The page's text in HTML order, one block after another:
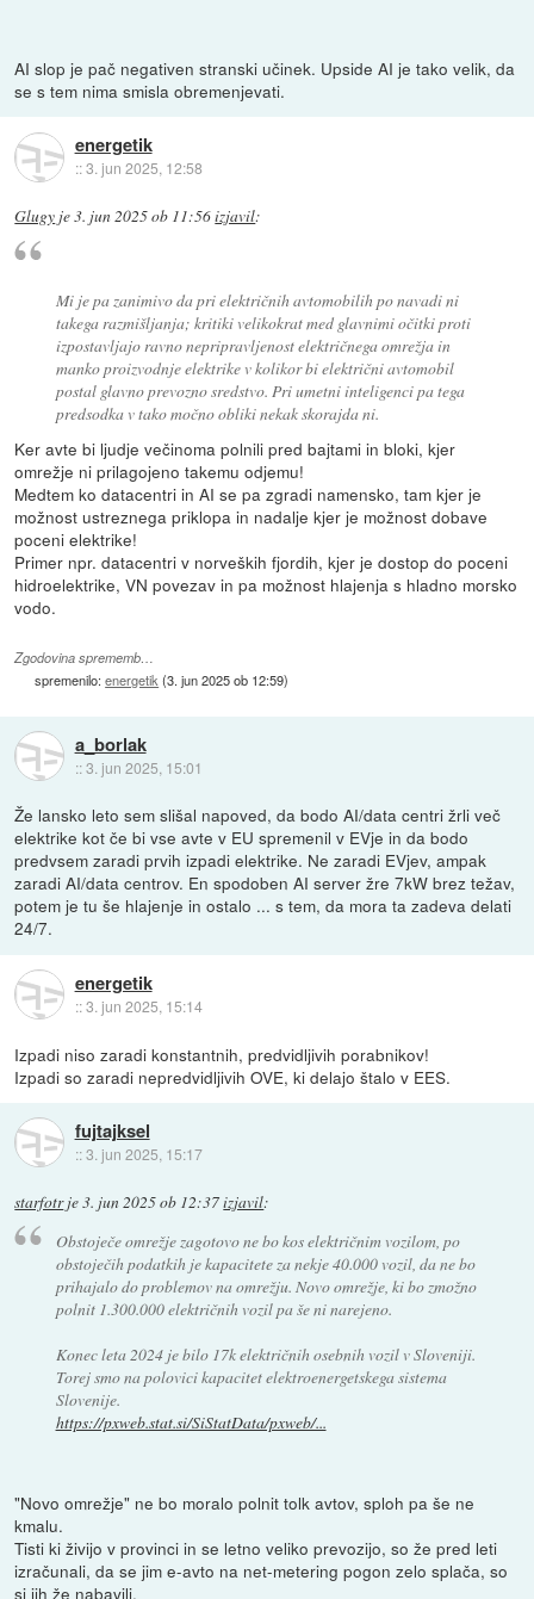
AI slop je pač negativen stranski učinek. Upside AI je tako velik, da
se s tem nima smisla obremenjevati.
energetik
::3. jun 2025, 12:58
Glugy je3. jun 2025 ob 11:56izjavil:
Mi je pa zanimivo da pri električnih avtomobilih po navadi ni
takega razmišljanja; kritiki velikokrat med glavnimi očitki proti
izpostavljajo ravno nepripravljenost električnega omrežja in
manko proizvodnje elektrike v kolikor bi električni avtomobil
postal glavno prevozno sredstvo. Pri umetni inteligenci pa tega
predsodka v tako močno obliki nekak skorajda ni.
Ker avte bi ljudje večinoma polnili pred bajtami in bloki, kjer
omrežje ni prilagojeno takemu odjemu!
Medtem ko datacentri in AI se pa zgradi namensko, tam kjer je
možnost ustreznega priklopa in nadalje kjer je možnost dobave
poceni elektrike!
Primer npr. datacentri v norveških fjordih, kjer je dostop do poceni
hidroelektrike, VN povezav in pa možnost hlajenja s hladno morsko
vodo.
Zgodovina sprememb…
spremenilo:energetik (3. jun 2025 ob 12:59)
a_borlak
::3. jun 2025, 15:01
Že lansko leto sem slišal napoved, da bodo AI/data centri žrli več
elektrike kot če bi vse avte v EU spremenil v EVje in da bodo
predvsem zaradi prvih izpadi elektrike. Ne zaradi EVjev, ampak
zaradi AI/data centrov. En spodoben AI server žre 7kW brez težav,
potem je tu še hlajenje in ostalo ... s tem, da mora ta zadeva delati
24/7.
energetik
::3. jun 2025, 15:14
Izpadi niso zaradi konstantnih, predvidljivih porabnikov!
Izpadi so zaradi nepredvidljivih OVE, ki delajo štalo v EES.
fujtajksel
::3. jun 2025, 15:17
starfotrje3. jun 2025 ob 12:37izjavil:
Obstoječe omrežje zagotovo ne bo kos električnim vozilom, po
obstoječih podatkih je kapacitete za nekje 40.000 vozil, da ne bo
prihajalo do problemov na omrežju. Novo omrežje, ki bo zmožno
polnit 1.300.000 električnih vozil pa še ni narejeno.
Konec leta 2024 je bilo 17k električnih osebnih vozil v Sloveniji.
Torej smo na polovici kapacitet elektroenergetskega sistema
Slovenije.
https://pxweb.stat.si/SiStatData/pxweb/...
"Novo omrežje" ne bo moralo polnit tolk avtov, sploh pa še ne
kmalu.
Tisti ki živijo v provinci in se letno veliko prevozijo, so že pred leti
izračunali, da se jim e-avto na net-metering pogon zelo splača, so
si jih že nabavili.